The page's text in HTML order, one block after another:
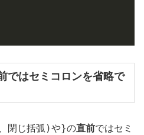
ではセミコロンを省略で
閉じ括弧 )や}の直前ではセミ